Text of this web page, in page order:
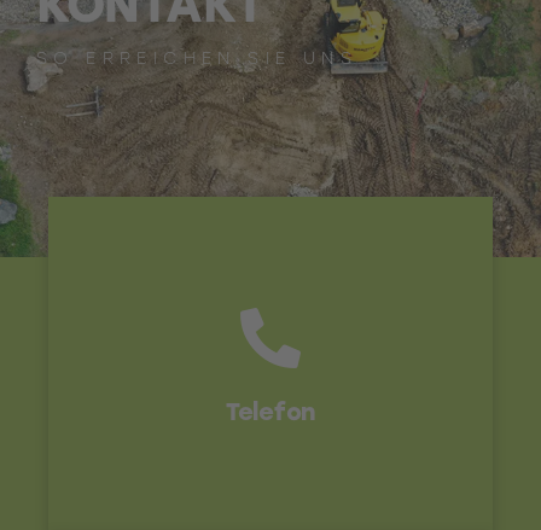
SO ERREICHEN SIE UNS
Telefon
Zentrale
0541 - 770 77-0